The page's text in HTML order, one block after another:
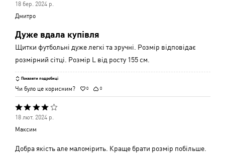
5
з
5
18 бер. 2024 р.
Дмитро
Дуже вдала купівля
Щитки футбольні дуже легкі та зручні. Розмір відповідає
розмірний сітці. Розмір L від росту 155 см.
Показати подробиці
Чи було це корисним? 0 0
Оцінено
4
5
18 лют. 2024 р.
Максим
Добра якість але маломірить. Краще брати розмір побільше.